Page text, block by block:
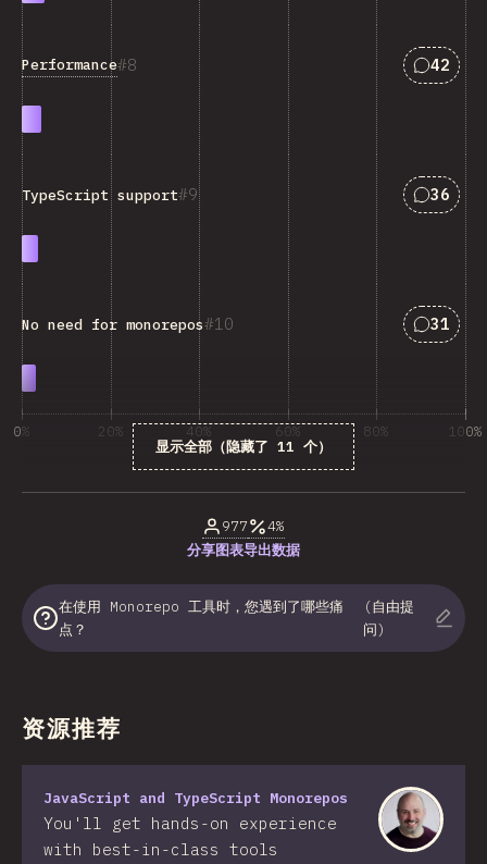
8
Performance 匹配
42
9
TypeScript support 匹配
36
10
No need for monorepos 匹配
31
显示全部（隐藏了 11 个）
0% 20% 40% 60% 80% 100%
977
4%
分享图表导出数据
在使用 Monorepo 工具时，您遇到了哪些痛
点？
(自由提
问)
资源推荐
JavaScript and TypeScript Monorepos
You'll get hands-on experience
with best-in-class tools